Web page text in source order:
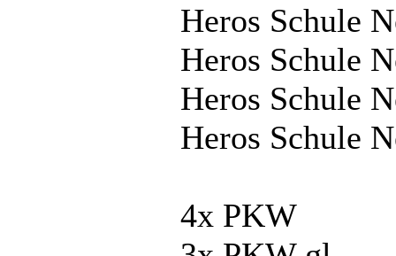
Heros Schule
Heros Schule
Heros Schule
Heros Schule
4x PKW